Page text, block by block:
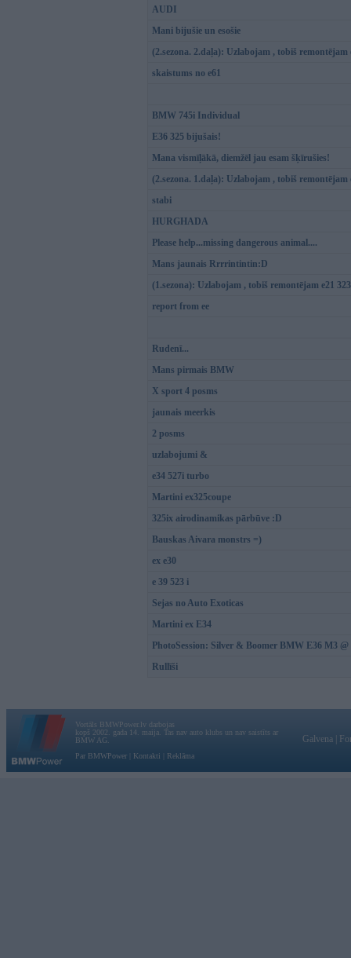
AUDI
Mani bijušie un esošie
(2.sezona. 2.daļa): Uzlabojam , tobiš remontējam
skaistums no e61
BMW 745i Individual
E36 325 bijušais!
Mana vismīļākā, diemžēl jau esam šķīrušies!
(2.sezona. 1.daļa): Uzlabojam , tobiš remontējam
stabi
HURGHADA
Please help...missing dangerous animal....
Mans jaunais Rrrrintintin:D
(1.sezona): Uzlabojam , tobiš remontējam e21 323
report from ee
Rudenī...
Mans pirmais BMW
X sport 4 posms
jaunais meerkis
2 posms
uzlabojumi &
e34 527i turbo
Martini ex325coupe
325ix airodinamikas pārbūve :D
Bauskas Aivara monstrs =)
ex e30
e 39 523 i
Sejas no Auto Exoticas
Martini ex E34
PhotoSession: Silver & Boomer BMW E36 M3
Rullīši
Vortāls BMWPower.lv darbojas
kopš 2002. gada 14. maija. Tas nav auto klubs un nav saistīts ar
BMW AG.
Par BMWPower
Kontakti Reklāma
Galvena